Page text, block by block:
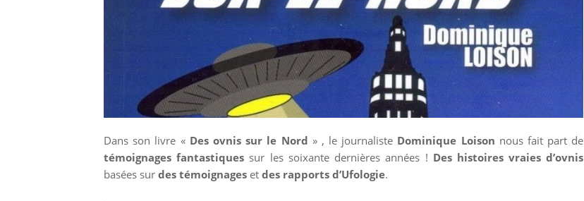
Dans son livre « Des ovnis sur le Nord » , le journaliste Dominique Loison nous fait part de
témoignages fantastiques sur les soixante dernières années ! Des histoires vraies d’ovnis
basées sur des témoignages et des rapports d’Ufologie.